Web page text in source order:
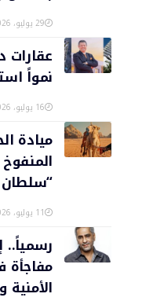
29 يوليو، 2026
عقارات
نمواً
16 يوليو، 2026
ميادة
11 يوليو، 2026
مفاجأة